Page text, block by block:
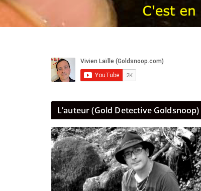
L’auteur (Gold Detective Goldsnoop)